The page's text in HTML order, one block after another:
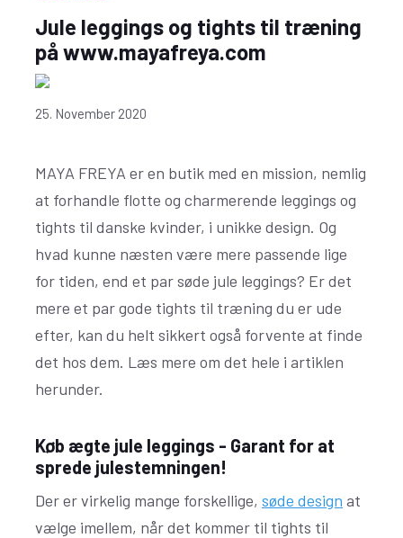
Jule leggings og tights til træning
på www.mayafreya.com
25. November 2020
MAYA FREYA er en butik med en mission, nemlig
at forhandle flotte og charmerende leggings og
tights til danske kvinder, i unikke design. Og
hvad kunne næsten være mere passende lige
for tiden, end et par søde jule leggings? Er det
mere et par gode tights til træning du er ude
efter, kan du helt sikkert også forvente at finde
det hos dem. Læs mere om det hele i artiklen
herunder.
Køb ægte jule leggings - Garant for at
sprede julestemningen!
Der er virkelig mange forskellige, søde design at
vælge imellem, når det kommer til tights til